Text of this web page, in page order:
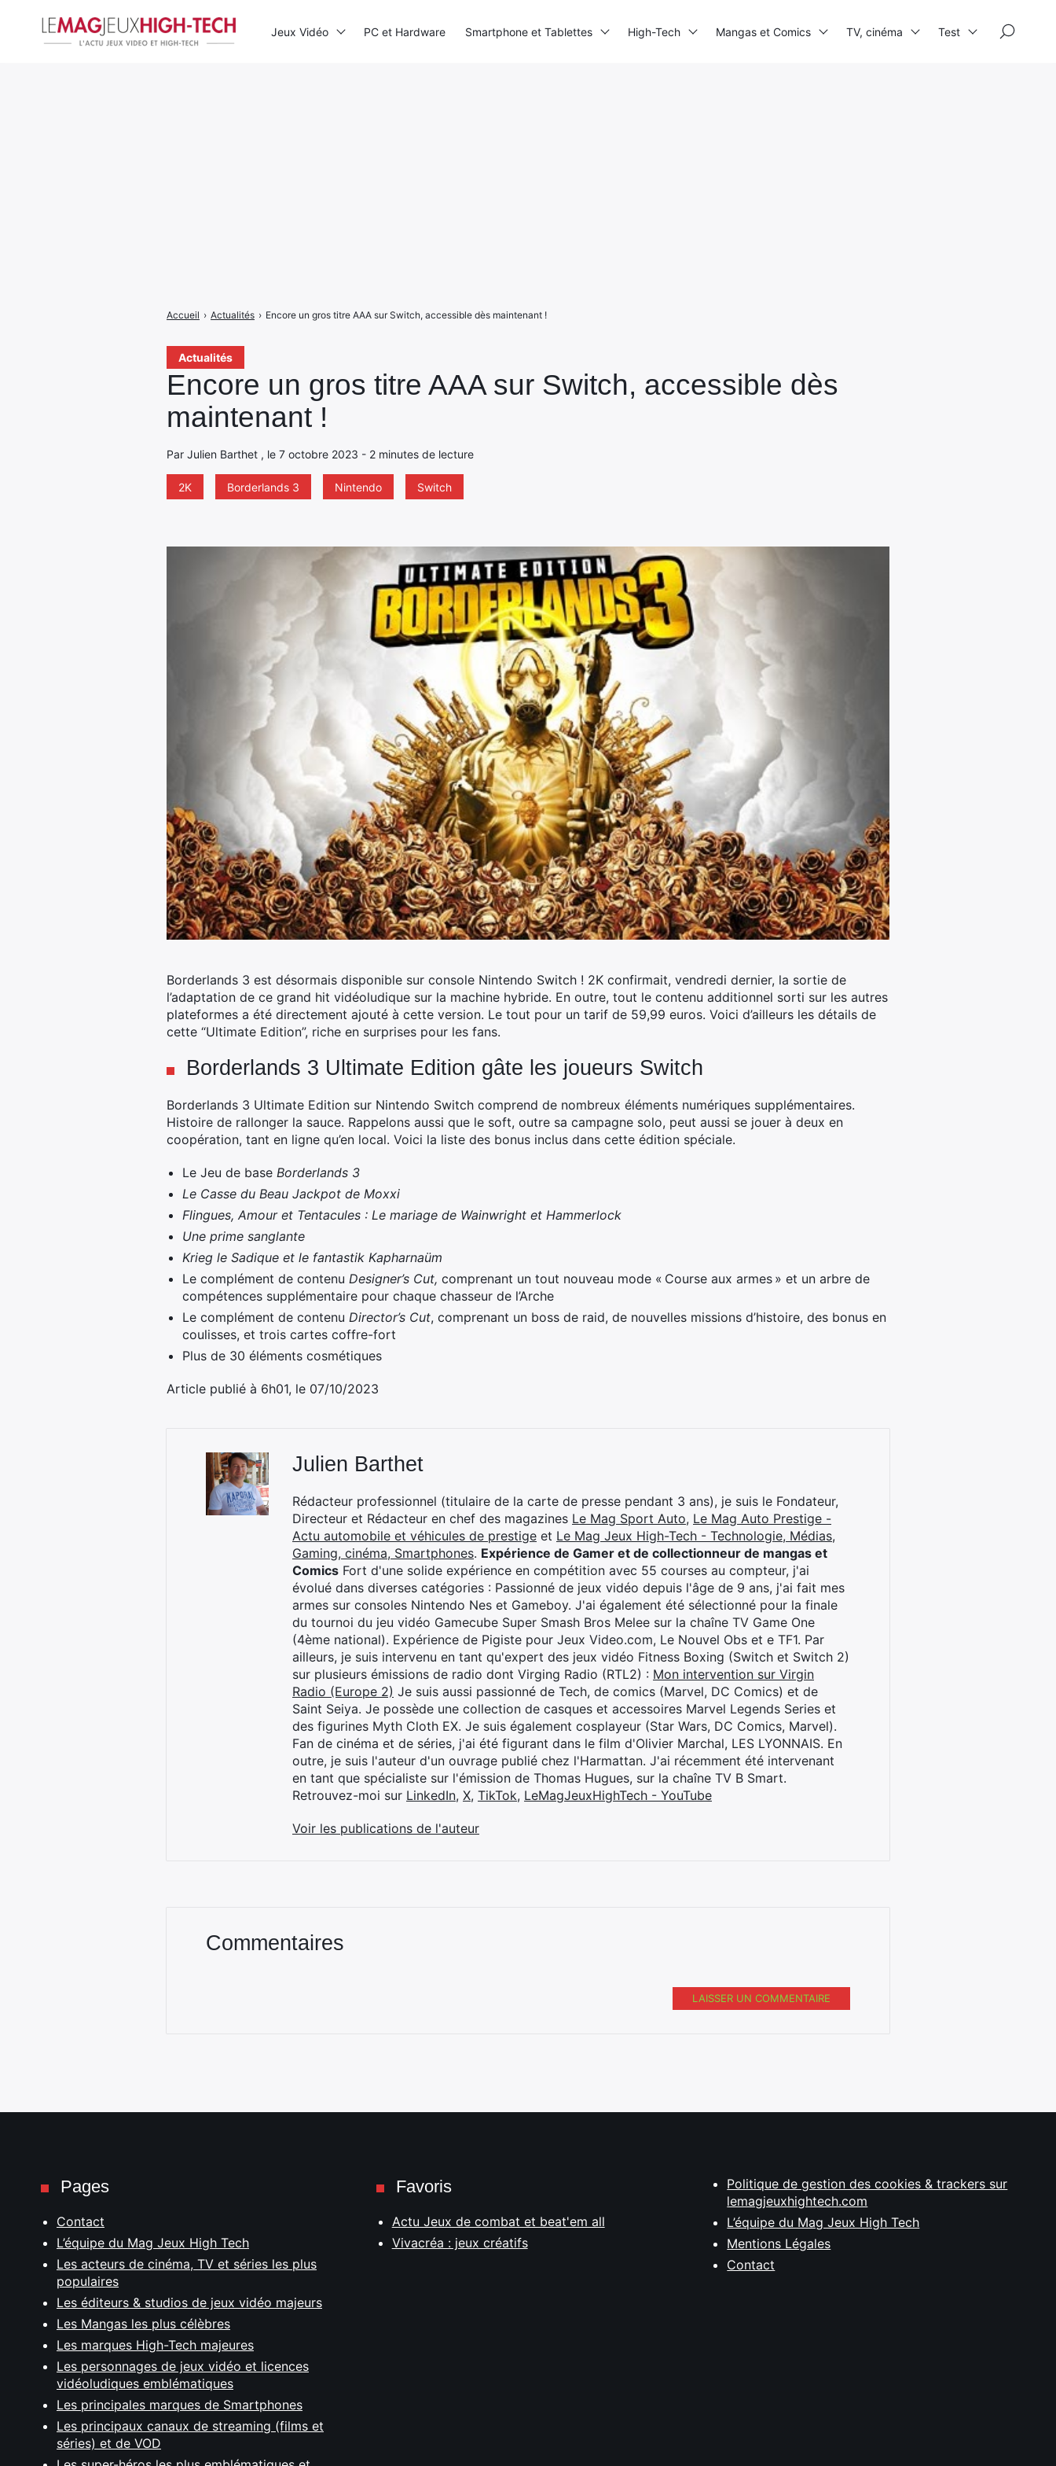
Actualités
Encore un gros titre AAA sur Switch, accessible dès
maintenant !
Par Julien Barthet , le 7 octobre 2023 - 2 minutes de lecture
2K Borderlands 3 Nintendo Switch
Accueil › Actualités › Encore un gros titre AAA sur Switch, accessible dès maintenant !
Borderlands 3 est désormais disponible sur console Nintendo Switch ! 2K confirmait, vendredi dernier, la sortie de
l’adaptation de ce grand hit vidéoludique sur la machine hybride. En outre, tout le contenu additionnel sorti sur les autres
plateformes a été directement ajouté à cette version. Le tout pour un tarif de 59,99 euros. Voici d’ailleurs les détails de
cette “Ultimate Edition”, riche en surprises pour les fans.
Borderlands 3 Ultimate Edition gâte les joueurs Switch
Borderlands 3 Ultimate Edition sur Nintendo Switch comprend de nombreux éléments numériques supplémentaires.
Histoire de rallonger la sauce. Rappelons aussi que le soft, outre sa campagne solo, peut aussi se jouer à deux en
coopération, tant en ligne qu’en local. Voici la liste des bonus inclus dans cette édition spéciale.
Le Jeu de base Borderlands 3
Le Casse du Beau Jackpot de Moxxi
Flingues, Amour et Tentacules : Le mariage de Wainwright et Hammerlock
Une prime sanglante
Krieg le Sadique et le fantastik Kapharnaüm
Le complément de contenu Designer’s Cut, comprenant un tout nouveau mode « Course aux armes » et un arbre de
compétences supplémentaire pour chaque chasseur de l’Arche
Le complément de contenu Director’s Cut, comprenant un boss de raid, de nouvelles missions d’histoire, des bonus en
coulisses, et trois cartes coffre-fort
Plus de 30 éléments cosmétiques
Article publié à 6h01, le 07/10/2023
Julien Barthet
Rédacteur professionnel (titulaire de la carte de presse pendant 3 ans), je suis le Fondateur,
Directeur et Rédacteur en chef des magazines Le Mag Sport Auto, Le Mag Auto Prestige -
Actu automobile et véhicules de prestige et Le Mag Jeux High-Tech - Technologie, Médias,
Gaming, cinéma, Smartphones. Expérience de Gamer et de collectionneur de mangas et
Comics Fort d'une solide expérience en compétition avec 55 courses au compteur, j'ai
évolué dans diverses catégories : Passionné de jeux vidéo depuis l'âge de 9 ans, j'ai fait mes
armes sur consoles Nintendo Nes et Gameboy. J'ai également été sélectionné pour la finale
du tournoi du jeu vidéo Gamecube Super Smash Bros Melee sur la chaîne TV Game One
(4ème national). Expérience de Pigiste pour Jeux Video.com, Le Nouvel Obs et e TF1. Par
ailleurs, je suis intervenu en tant qu'expert des jeux vidéo Fitness Boxing (Switch et Switch 2)
sur plusieurs émissions de radio dont Virging Radio (RTL2) : Mon intervention sur Virgin
Radio (Europe 2) Je suis aussi passionné de Tech, de comics (Marvel, DC Comics) et de
Saint Seiya. Je possède une collection de casques et accessoires Marvel Legends Series et
des figurines Myth Cloth EX. Je suis également cosplayeur (Star Wars, DC Comics, Marvel).
Fan de cinéma et de séries, j'ai été figurant dans le film d'Olivier Marchal, LES LYONNAIS. En
outre, je suis l'auteur d'un ouvrage publié chez l'Harmattan. J'ai récemment été intervenant
en tant que spécialiste sur l'émission de Thomas Hugues, sur la chaîne TV B Smart.
Retrouvez-moi sur LinkedIn, X, TikTok, LeMagJeuxHighTech - YouTube
Voir les publications de l'auteur
Commentaires
LAISSER UN COMMENTAIRE
Jeux Vidéo PC et Hardware Smartphone et Tablettes High-Tech Mangas et Comics TV, cinéma Test
Pages
Contact
L’équipe du Mag Jeux High Tech
Les acteurs de cinéma, TV et séries les plus
populaires
Les éditeurs & studios de jeux vidéo majeurs
Les Mangas les plus célèbres
Les marques High-Tech majeures
Les personnages de jeux vidéo et licences
vidéoludiques emblématiques
Les principales marques de Smartphones
Les principaux canaux de streaming (films et
séries) et de VOD
Favoris
Actu Jeux de combat et beat'em all
Vivacréa : jeux créatifs
Politique de gestion des cookies & trackers sur
lemagjeuxhightech.com
L’équipe du Mag Jeux High Tech
Mentions Légales
Contact